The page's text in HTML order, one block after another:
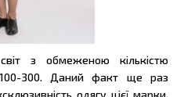
з обмеженою кількістю
100-300. Даний факт ще раз
одягу цієї марки,